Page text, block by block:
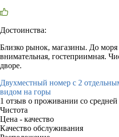
Достоинства:
Близко рынок, магазины. До
внимательная, гостеприимная.
дворе.
Двухместный номер с 2
видом на горы
1 отзыв о проживании со средней
Чистота
Цена - качество
Качество обслуживания